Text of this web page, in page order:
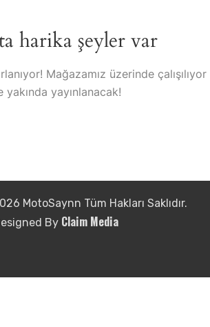
harika şeyler var
Mağazamız üzerinde çalışılıyor
yakında yayınlanacak!
MotoSaynn Tüm Hakları Saklıdır.
By Claim Media